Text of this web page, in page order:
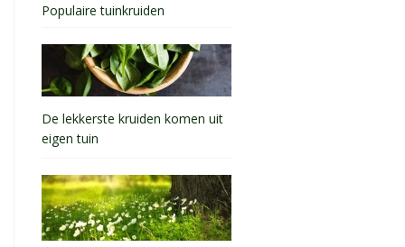
Populaire tuinkruiden
De lekkerste kruiden komen uit
eigen tuin